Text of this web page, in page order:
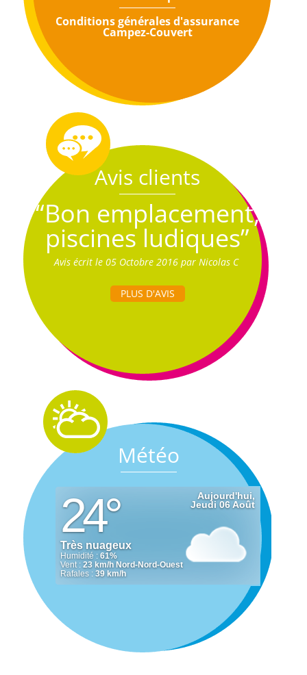
Conditions générales d'assurance
Campez-Couvert
Avis clients
“Bon emplacement,
piscines ludiques”
Avis écrit le 05 Octobre 2016 par Nicolas C
PLUS D'AVIS
Météo